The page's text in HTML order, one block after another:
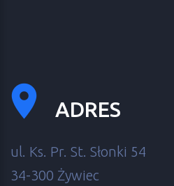
ADRES
ul. Ks. Pr. St. Słonki 54
34-300 Żywiec